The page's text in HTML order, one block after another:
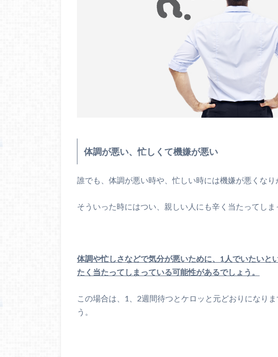
体調が悪い、忙しくて機嫌が悪い
誰でも、体調が悪い時や、忙しい時には機嫌が悪くなり
そういった時にはつい、親しい人にも辛く当たってしま
体調や忙しさなどで気分が悪いために、1人でいたいと
たく当たってしまっている可能性があるでしょう。
この場合は、1、2週間待つとケロッと元どおりになり
う。